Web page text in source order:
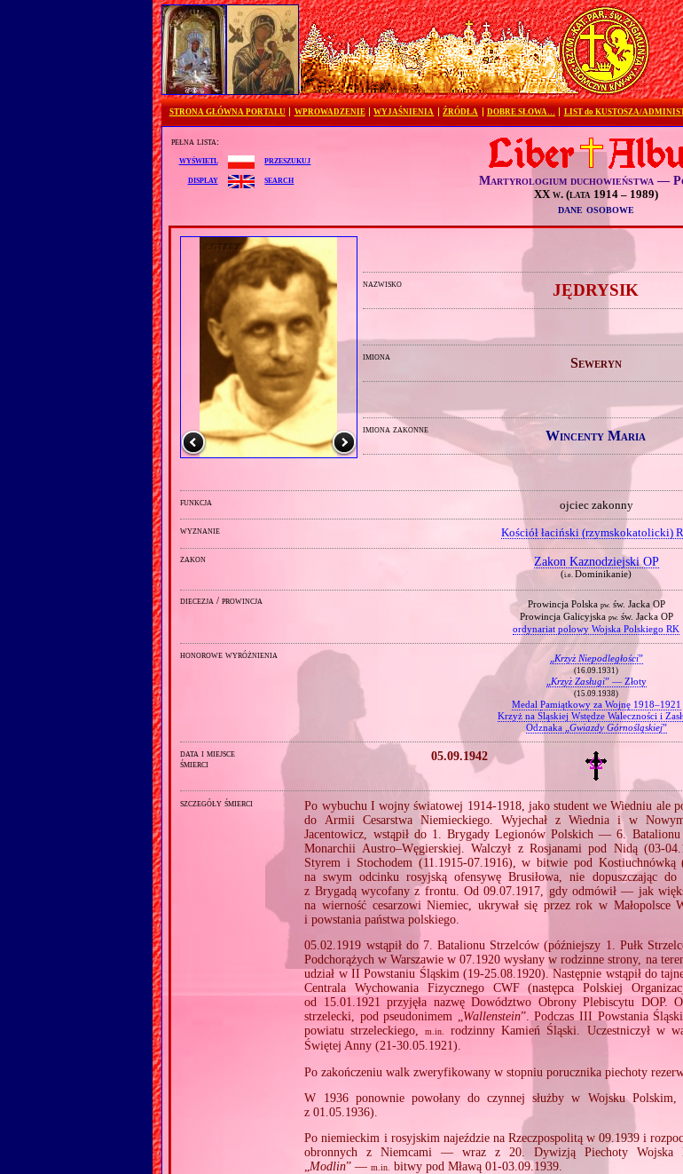
STRONA GŁÓWNA PORTALU WPROWADZENIE WYJAŚNIENIA ŹRÓDŁA DOBRE SŁOWA… LIST do KUSTOSZA/
pełna lista:
wyświetl
przeszukuj
display
search Martyrologium duchowieństwa —
XX w. (lata 1914 – 1989)
dane osobowe
nazwisko JĘDRYSIK
imiona Seweryn
imiona zakonne Wincenty Maria
funkcja ojciec zakonny
wyznanie Kościół łaciński (rzymskokatolicki)
zakon Zakon Kaznodziejski OP
(i.e. Dominikanie)
diecezja / prowincja Prowincja Polska pw. św. Jacka OP
Prowincja Galicyjska pw. św. Jacka OP
ordynariat polowy Wojska Polskiego RK
honorowe wyróżnienia Krzyż Niepodległości”
(16.09.1931)
Krzyż Zasługi” — Złoty
(15.09.1938)
Medal Pamiątkowy za Wojnę 1918–1921
Krzyż na Śląskiej Wstędze Waleczności i
Odznaka „ Gwiazdy Górnośląskiej”
data i miejsce
śmierci
05.09.1942
szczegóły śmierci
Po wybuchu I wojny światowej 1914‐1918, jako student we Wiedniu ale
do Armii Cesarstwa Niemieckiego. Wyjechał z Wiednia i w
Jacentowicz, wstąpił do 1. Brygady Legionów Polskich — 6.
Monarchii Austro–Węgierskiej. Walczył z Rosjanami pod Nidą
Styrem i Stochodem (11.1915‐07.1916), w bitwie pod Kostiuchnówką
na swym odcinku rosyjską ofensywę Brusiłowa, nie dopuszczając
z Brygadą wycofany z frontu. Od 09.07.1917, gdy odmówił — jak
na wierność cesarzowi Niemiec, ukrywał się przez rok w Małopolsce
i powstania państwa polskiego.
05.02.1919 wstąpił do 7. Batalionu Strzelców (późniejszy 1. Pułk
Podchorążych w Warszawie w 07.1920 wysłany w rodzinne strony, na
udział w II Powstaniu Śląskim (19‐25.08.1920). Następnie wstąpił do
Centrala Wychowania Fizycznego CWF (następca Polskiej
od 15.01.1921 przyjęła nazwę Dowództwo Obrony Plebiscytu DOP.
strzelecki, pod pseudonimem „Wallenstein”. Podczas III Powstania
powiatu strzeleckiego,m.in.
rodzinny Kamień Śląski. Uczestniczył w
Świętej Anny (21‐30.05.1921).
Po zakończeniu walk zweryfikowany w stopniu porucznika piechoty
W 1936 ponownie powołany do czynnej służby w Wojsku Polskim,
z 01.05.1936).
Po niemieckim i rosyjskim najeździe na Rzeczpospolitą w 09.1939 i
obronnych z Niemcami — wraz z 20. Dywizją Piechoty Wojska
Modlin” —m.in. bitwy pod Mławą 01‐03.09.1939.